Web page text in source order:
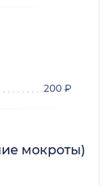
200 ₽
мокроты)